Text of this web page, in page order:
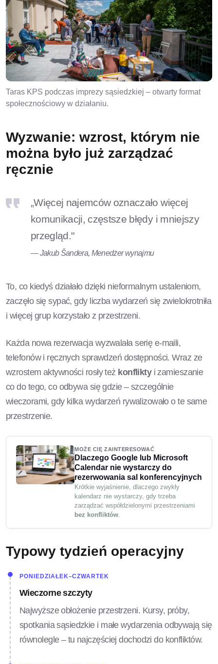
Taras KPS podczas imprezy sąsiedzkiej – otwarty format
społecznościowy w działaniu.
Wyzwanie: wzrost, którym nie
można było już zarządzać
ręcznie
„Więcej najemców oznaczało więcej
komunikacji, częstsze błędy i mniejszy
przegląd."
— Jakub Šandera, Menedżer wynajmu
To, co kiedyś działało dzięki nieformalnym ustaleniom,
zaczęło się sypać, gdy liczba wydarzeń się zwielokrotniła
i więcej grup korzystało z przestrzeni.
Każda nowa rezerwacja wyzwalała serię e-maili,
telefonów i ręcznych sprawdzeń dostępności. Wraz ze
wzrostem aktywności rosły też konfliktyi zamieszanie
co do tego, co odbywa się gdzie – szczególnie
wieczorami, gdy kilka wydarzeń rywalizowało o te same
przestrzenie.
MOŻE CIĘ ZAINTERESOWAĆ
Dlaczego Google lub Microsoft
Calendar nie wystarczy do
rezerwowania sal konferencyjnych
Krótkie wyjaśnienie, dlaczego zwykły
kalendarz nie wystarczy, gdy trzeba
zarządzać współdzielonymi przestrzeniami
bez konfliktów.
Typowy tydzień operacyjny
PONIEDZIAŁEK–CZWARTEK
Wieczorne szczyty
Najwyższe obłożenie przestrzeni. Kursy, próby,
spotkania sąsiedzkie i małe wydarzenia odbywają się
równolegle – tu najczęściej dochodzi do konfliktów.